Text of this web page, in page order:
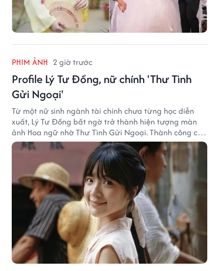
PHIM ẢNH 2 giờ trước
Profile Lý Tư Đồng, nữ chính 'Thư Tình
Gửi Ngoại'
Từ một nữ sinh ngành tài chính chưa từng học diễn
xuất, Lý Tư Đồng bất ngờ trở thành hiện tượng màn
ảnh Hoa ngữ nhờ Thư Tình Gửi Ngoại. Thành công của
bộ phim doanh thu hơn 8.100 tỷ đồng đã mở ra bước
ngoặt lớn trong cuộc đời cô gái sinh năm 2004.